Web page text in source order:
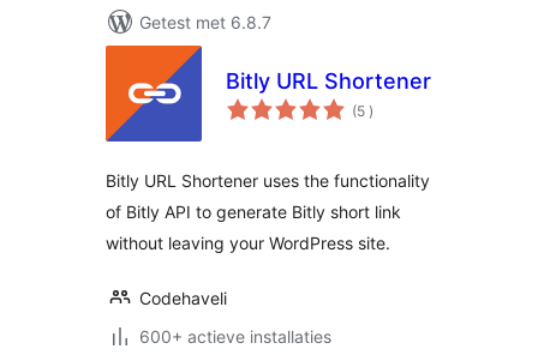
Getest met 6.8.7
Bitly URL Shortener
(5 aantal
beoordelingen
)
Bitly URL Shortener uses the functionality
of Bitly API to generate Bitly short link
without leaving your WordPress site.
Codehaveli
600+ actieve installaties